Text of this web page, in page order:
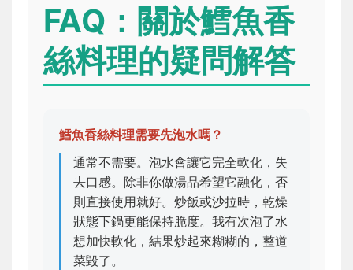
FAQ：關於鱈魚香
絲料理的疑問解答
鱈魚香絲料理需要先泡水嗎？
通常不需要。泡水會讓它完全軟化，失
去口感。除非你做湯品希望它融化，否
則直接使用就好。炒飯或沙拉時，乾燥
狀態下鍋更能保持脆度。我有次泡了水
想加快軟化，結果炒起來糊糊的，整道
菜毀了。